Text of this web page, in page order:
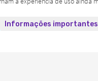
Informações importantes